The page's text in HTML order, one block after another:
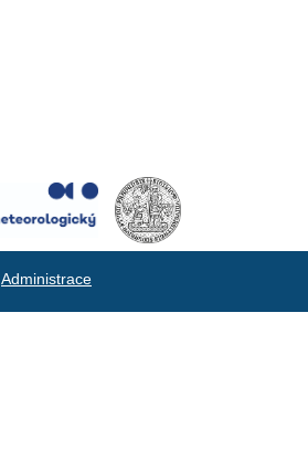
Administrace